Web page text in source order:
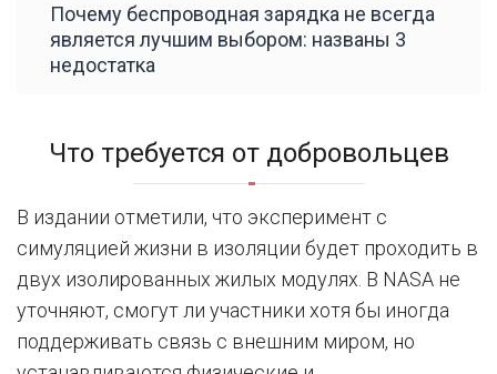
Почему беспроводная зарядка не всегда
является лучшим выбором: названы 3
недостатка
Что требуется от добровольцев
В издании отметили, что эксперимент с
симуляцией жизни в изоляции будет проходить в
двух изолированных жилых модулях. В NASA не
уточняют, смогут ли участники хотя бы иногда
поддерживать связь с внешним миром, но